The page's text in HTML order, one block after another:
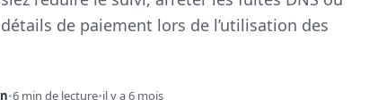
de paiement lors de l’utilisation des
•6 min de lecture•il y a 6 mois